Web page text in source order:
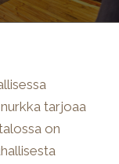
tarjoaa
on